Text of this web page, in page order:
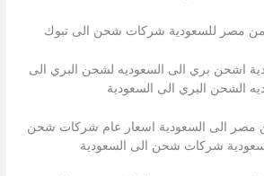
مصر للسعودية شركات شحن الى تبوك
اشحن بري الى السعوديه لشحن البري الى
الشحن البري الى السعودية
الى السعودية اسعار عام شركات شحن
شركات شحن الى السعودية